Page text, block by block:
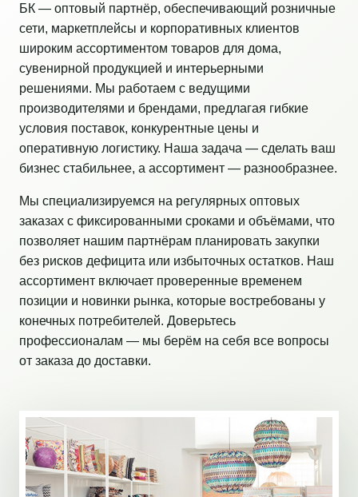
БК — оптовый партнёр, обеспечивающий розничные
сети, маркетплейсы и корпоративных клиентов
широким ассортиментом товаров для дома,
сувенирной продукцией и интерьерными
решениями. Мы работаем с ведущими
производителями и брендами, предлагая гибкие
условия поставок, конкурентные цены и
оперативную логистику. Наша задача — сделать ваш
бизнес стабильнее, а ассортимент — разнообразнее.
Мы специализируемся на регулярных оптовых
заказах с фиксированными сроками и объёмами, что
позволяет нашим партнёрам планировать закупки
без рисков дефицита или избыточных остатков. Наш
ассортимент включает проверенные временем
позиции и новинки рынка, которые востребованы у
конечных потребителей. Доверьтесь
профессионалам — мы берём на себя все вопросы
от заказа до доставки.